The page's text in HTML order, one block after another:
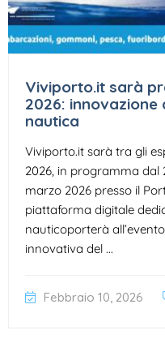
Viviporto.it sarà
2026:
nautica
Viviporto.it sarà tra gli
2026, in programma dal
marzo 2026 presso il
piattaforma digitale
nauticoporterà
innovativa del ...
Febbraio 10, 2026